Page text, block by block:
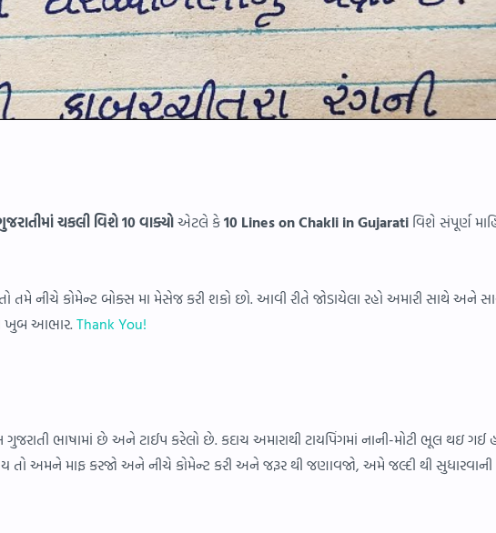
ચકલી વિશે 10 વાક્યોએટલે કે10 Lines on Chakli in Gujarati વિશે સંપૂર્ણ
નીચે કોમેન્ટ બોક્સ મા મેસેજ કરી શકો છો. આવી રીતે જોડાયેલા રહો અમારી સાથે અને
ખુબ આભાર.Thank You!
ભાષામાં છે અને ટાઈપ કરેલો છે. કદાચ અમારાથી ટાયપિંગમાં નાની-મોટી ભૂલ થઇ ગઈ
તો અમને માફ કરજો અને નીચે કોમેન્ટ કરી અને જરૂર થી જણાવજો, અમે જલ્દી થી સુધારવાની